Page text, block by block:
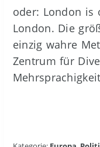
oder: London is
London. Die
einzig wahre
Zentrum für